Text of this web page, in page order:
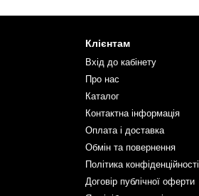
Клієнтам
Вхід до кабінету
Про нас
Каталог
Контактна інформація
Оплата і доставка
Обмін та повернення
Політика конфіденційності
Договір публічної оферти